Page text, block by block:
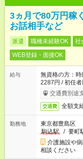
3ヵ月で80万円稼
お話相手など
派遣 職種未経験OK 社
WEB登録・面接OK
給与
無資格の方：
2287円 / 初任
交通費別途
交通費 全額支
勤務地
東京都豊島区
駒込駅
/ 要町
介護施設や
相談ください